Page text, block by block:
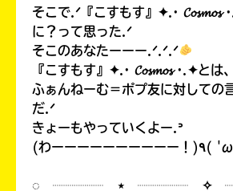
そこで.ᐟ『こすもす』✦.· 𝓒𝓸𝓼𝓶𝓸𝓼
に？って思った.ᐟ
そこのあなたーーー.ᐟ.ᐟ.ᐟ
『こすもす』✦.· 𝓒𝓸𝓼𝓶𝓸𝓼 ·.✦とは、
ふぁんねーむ＝ポプ友に対しての
だ.ᐟ
きょーもやっていくよー.ᐣ
◌ ┈┈┈┈ ⋆ ┈┈┈┈ ✧